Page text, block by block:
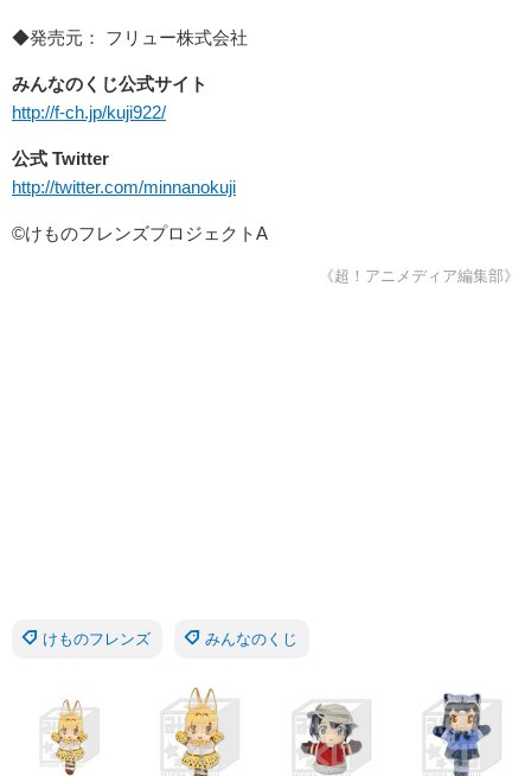
◆発売元： フリュー株式会社
みんなのくじ公式サイト
http://f-ch.jp/kuji922/
公式 Twitter
http://twitter.com/minnanokuji
©けものフレンズプロジェクトA
《超！アニメディア編集部》
けものフレンズ みんなのくじ